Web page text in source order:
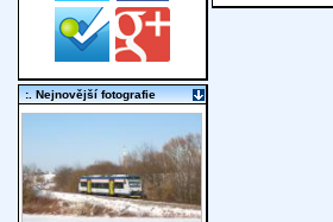
:. Nejnovější fotografie